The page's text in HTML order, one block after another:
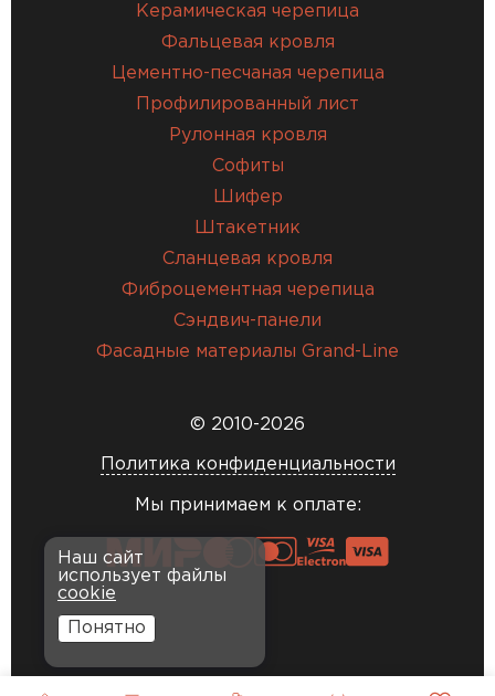
Керамическая черепица
Фальцевая кровля
Цементно-песчаная черепица
Профилированный лист
Рулонная кровля
Софиты
Шифер
Штакетник
Сланцевая кровля
Фиброцементная черепица
Сэндвич-панели
Фасадные материалы Grand-Line
© 2010-2026
Политика конфиденциальности
Мы принимаем к оплате:
Наш сайт
использует файлы
cookie
Понятно